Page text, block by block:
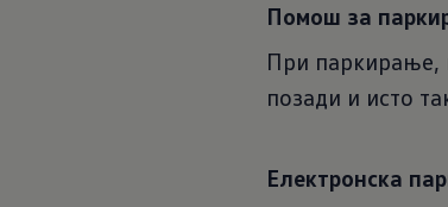
Помош за
При паркирање,
позади и исто
Електронска